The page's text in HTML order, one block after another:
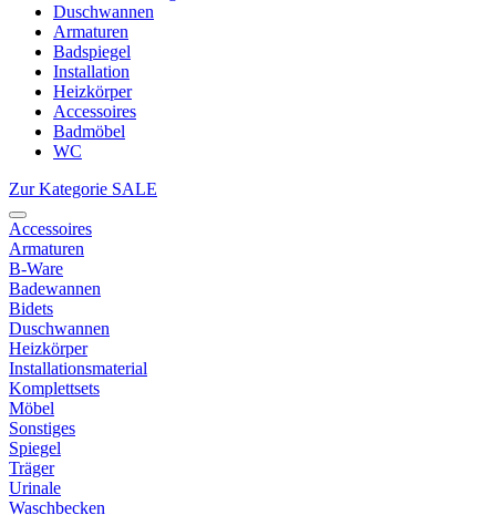
Duschwannen
Armaturen
Badspiegel
Installation
Heizkörper
Accessoires
Badmöbel
WC
Zur Kategorie SALE
Accessoires
Armaturen
B-Ware
Badewannen
Bidets
Duschwannen
Heizkörper
Installationsmaterial
Komplettsets
Möbel
Sonstiges
Spiegel
Träger
Urinale
Waschbecken